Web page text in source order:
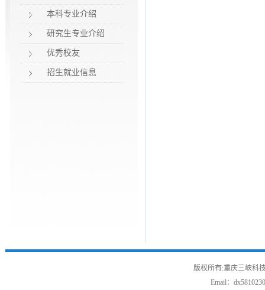
本科专业介绍
研究生专业介绍
优秀校友
招生就业信息
版权所有:重庆三峡科
Email：